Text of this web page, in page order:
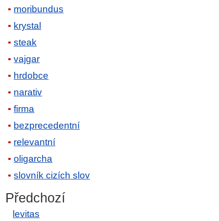
moribundus
krystal
steak
vajgar
hrdobce
narativ
firma
bezprecedentní
relevantní
oligarcha
slovník cizích slov
Předchozí
levitas